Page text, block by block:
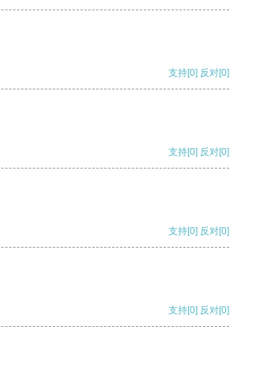
支持[0] 反对[0]
支持[0] 反对[0]
支持[0] 反对[0]
支持[0] 反对[0]